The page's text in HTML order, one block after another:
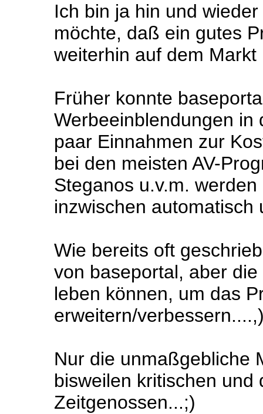
Ich bin ja hin und
möchte, daß ein gutes
weiterhin auf dem Markt
Früher konnte
Werbeeinblendungen in
paar Einnahmen zur
bei den meisten AV-
Steganos u.v.m.
inzwischen automatisch
Wie bereits oft
von baseportal, aber
leben können, um das
erweitern/
Nur die unmaßgebliche
bisweilen kritischen
Zeitgenossen...;)